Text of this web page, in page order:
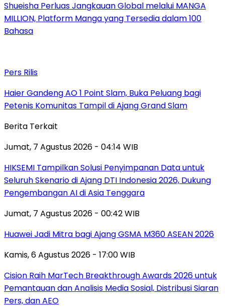
Shueisha Perluas Jangkauan Global melalui MANGA
MILLION, Platform Manga yang Tersedia dalam 100
Bahasa
Pers Rilis
Haier Gandeng AO 1 Point Slam, Buka Peluang bagi
Petenis Komunitas Tampil di Ajang Grand Slam
Berita Terkait
Jumat, 7 Agustus 2026 - 04:14 WIB
HIKSEMI Tampilkan Solusi Penyimpanan Data untuk
Seluruh Skenario di Ajang DTI Indonesia 2026, Dukung
Pengembangan AI di Asia Tenggara
Jumat, 7 Agustus 2026 - 00:42 WIB
Huawei Jadi Mitra bagi Ajang GSMA M360 ASEAN 2026
Kamis, 6 Agustus 2026 - 17:00 WIB
Cision Raih MarTech Breakthrough Awards 2026 untuk
Pemantauan dan Analisis Media Sosial, Distribusi Siaran
Pers, dan AEO